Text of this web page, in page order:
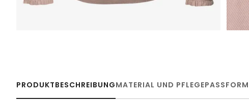
PRODUKTBESCHREIBUNGMATERIAL UND PFLEGEPASSFORM